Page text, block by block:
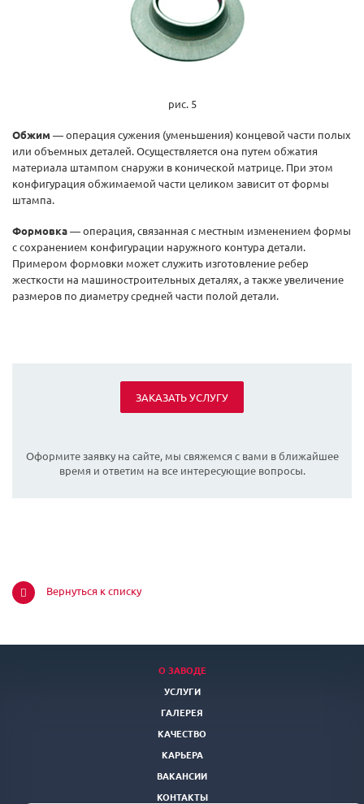
рис. 5
Обжим — операция сужения (уменьшения) концевой части полых
или объемных деталей. Осуществляется она путем обжатия
материала штампом снаружи в конической матрице. При этом
конфигурация обжимаемой части целиком зависит от формы
штампа.
Формовка— операция, связанная с местным изменением формы
с сохранением конфигурации наружного контура детали.
Примером формовки может служить изготовление ребер
жесткости на машиностроительных деталях, а также увеличение
размеров по диаметру средней части полой детали.
ЗАКАЗАТЬ УСЛУГУ
Оформите заявку на сайте, мы свяжемся с вами в ближайшее
время и ответим на все интересующие вопросы.
Вернуться к списку
О ЗАВОДЕ
УСЛУГИ
ГАЛЕРЕЯ
КАЧЕСТВО
КАРЬЕРА
ВАКАНСИИ
КОНТАКТЫ